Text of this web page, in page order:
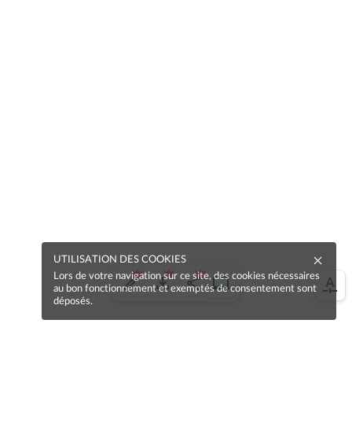
UTILISATION DES COOKIES
Lors de votre navigation sur ce site, des cookies nécessaires
au bon fonctionnement et exemptés de consentement sont
déposés.